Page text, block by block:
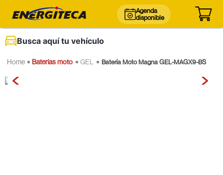
Agenda
disponible
Busca aquí tu vehículo
Baterías moto GEL Batería Moto Magna GEL-MAGX9-BS